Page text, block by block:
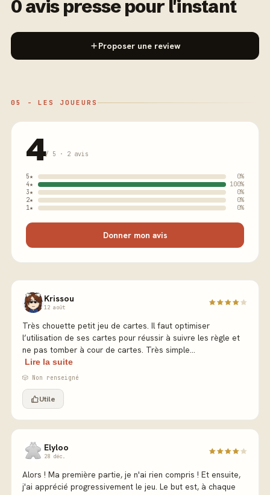
0 avis presse pour l'instant
Proposer une review
05 - LES JOUEURS
4/ 5 · 2 avis
5★
0%
4★
100%
3★
0%
2★
0%
1★
0%
Donner mon avis
Krissou
12 août
Très chouette petit jeu de cartes. Il faut optimiser
l’utilisation de ses cartes pour réussir à suivre les règle et
ne pas tomber à cour de cartes. Très simple...
Lire la suite
🎲 Non renseigné
Utile
Elyloo
28 déc.
Alors ! Ma première partie, je n'ai rien compris ! Et ensuite,
j'ai apprécié progressivement le jeu. Le but est, à chaque